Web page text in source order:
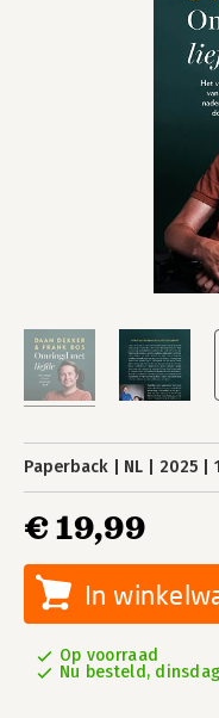
Paperback NL 2025
€ 19,99
In
Op voorraad
Nu besteld,